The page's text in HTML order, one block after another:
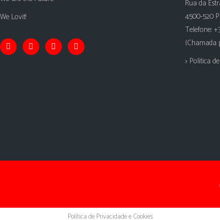
We Lovit!
Rua da
4500-520
Telefone:
(Chamada
> Politica
Política de Privacidade e Cookies